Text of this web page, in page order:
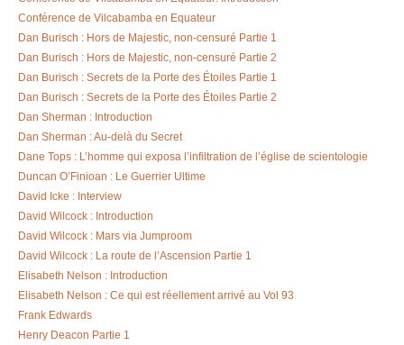
Conférence de Vilcabamba en Equateur
Dan Burisch : Hors de Majestic, non-censuré Partie 1
Dan Burisch : Hors de Majestic, non-censuré Partie 2
Dan Burisch : Secrets de la Porte des Étoiles Partie 1
Dan Burisch : Secrets de la Porte des Étoiles Partie 2
Dan Sherman : Introduction
Dan Sherman : Au-delà du Secret
Dane Tops : L’homme qui exposa l’infiltration de l’église de scientologie
Duncan O’Finioan : Le Guerrier Ultime
David Icke : Interview
David Wilcock : Introduction
David Wilcock : Mars via Jumproom
David Wilcock : La route de l’Ascension Partie 1
Elisabeth Nelson : Introduction
Elisabeth Nelson : Ce qui est réellement arrivé au Vol 93
Frank Edwards
Henry Deacon Partie 1